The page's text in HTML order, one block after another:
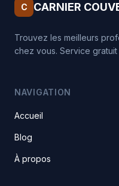
C CARNIER
Trouvez les meilleurs
chez vous. Service
NAVIGATION
Accueil
Blog
À propos